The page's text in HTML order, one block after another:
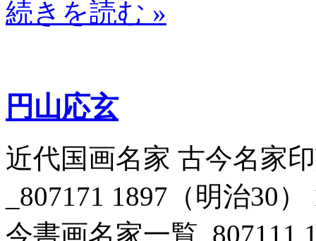
続きを読む »
円山応玄
近代国画名家 古今名家
_807171 1897（明治30
今書画名家一覧_807111